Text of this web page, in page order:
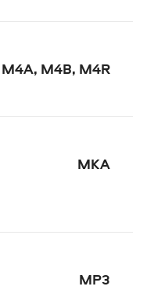
M4A, M4B, M4R
MKA
MP3